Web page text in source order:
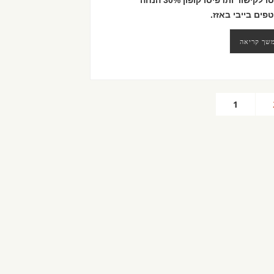
בייבי באזז.
קריאה
1